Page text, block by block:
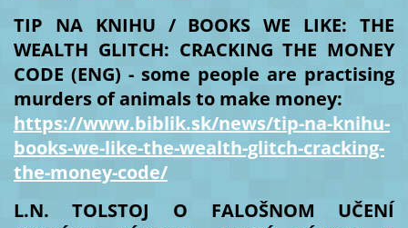
TIP NA KNIHU / BOOKS WE LIKE: THE
WEALTH GLITCH: CRACKING THE MONEY
CODE (ENG) - some people are practising
murders of animals to make money:
https://www.biblik.sk/news/tip-na-knihu-
books-we-like-the-wealth-glitch-cracking-
the-money-code/
L.N. TOLSTOJ O FALOŠNOM UČENÍ